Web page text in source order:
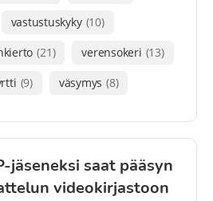
vastustuskyky (10)
(21) verensokeri (13)
(9) väsymys (8)
jäseneksi saat pääsyn
videokirjastoon